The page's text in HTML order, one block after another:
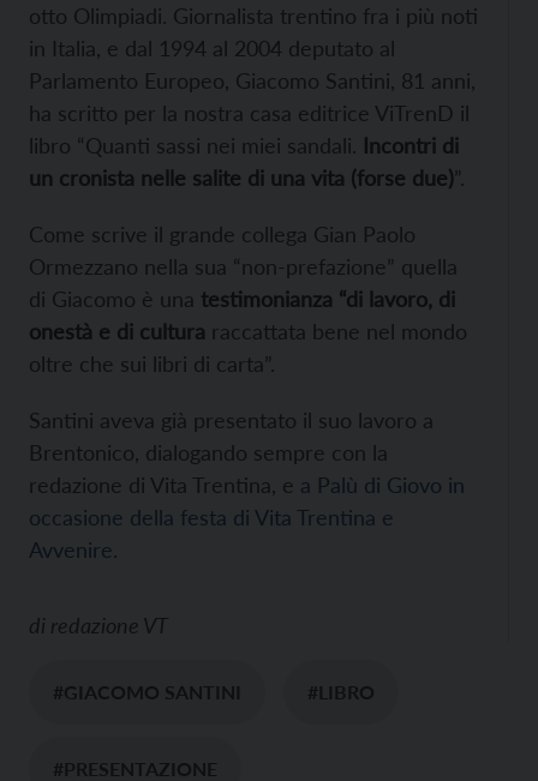
otto Olimpiadi. Giornalista trentino fra i più noti
in Italia, e dal 1994 al 2004 deputato al
Parlamento Europeo, Giacomo Santini, 81 anni,
ha scritto per la nostra casa editrice ViTrenD il
libro “Quanti sassi nei miei sandali. Incontri di
un cronista nelle salite di una vita (forse due)”.
Come scrive il grande collega Gian Paolo
Ormezzano nella sua “non-prefazione” quella
di Giacomo è una testimonianza “di lavoro, di
onestà e di cultura raccattata bene nel mondo
oltre che sui libri di carta”.
Santini aveva già presentato il suo lavoro a
Brentonico, dialogando sempre con la
redazione di Vita Trentina, e a Palù di Giovo in
occasione della festa di Vita Trentina e
Avvenire.
di redazione VT
#GIACOMO SANTINI #LIBRO
#PRESENTAZIONE